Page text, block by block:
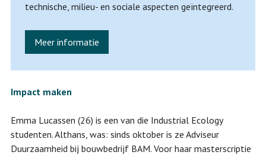
technische, milieu- en sociale aspecten geïntegreerd.
Meer informatie
Impact maken
Emma Lucassen (26) is een van die Industrial Ecology
studenten. Althans, was: sinds oktober is ze Adviseur
Duurzaamheid bij bouwbedrijf BAM. Voor haar masterscriptie